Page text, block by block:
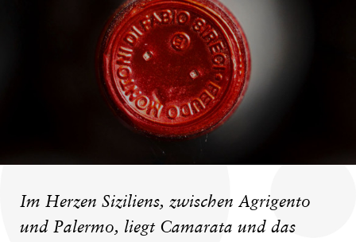
Im Herzen Siziliens, zwischen Agrigento
und Palermo, liegt Camarata und das